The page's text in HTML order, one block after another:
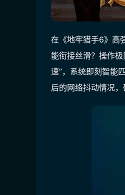
在《地牢猎手6》高
能衔接丝滑？操作
速”，系统即刻智能
后的网络抖动情况